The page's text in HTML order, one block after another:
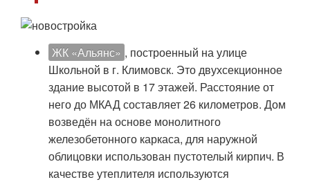
ЖК «Альянс» , построенный на улице
Школьной в г. Климовск. Это двухсекционное
здание высотой в 17 этажей. Расстояние от
него до МКАД составляет 26 километров. Дом
возведён на основе монолитного
железобетонного каркаса, для наружной
облицовки использован пустотелый кирпич. В
качестве утеплителя используются